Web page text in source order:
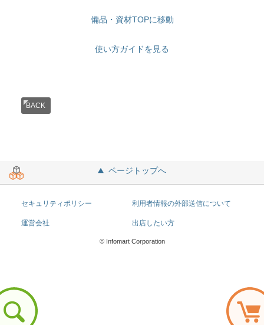
備品・資材TOPに移動
使い方ガイドを見る
BACK
ページトップへ
セキュリティポリシー 利用者情報の外部送信について
運営会社 出店したい方
© Infomart Corporation